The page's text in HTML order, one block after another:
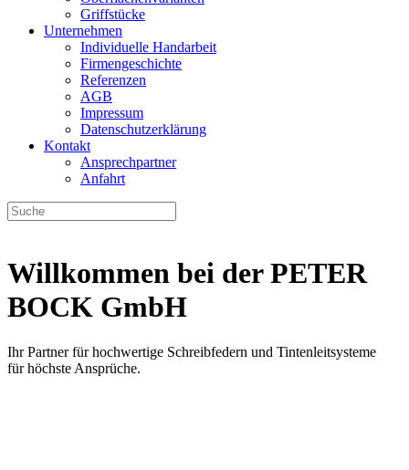
Griffstücke
Unternehmen
Individuelle Handarbeit
Firmengeschichte
Referenzen
AGB
Impressum
Datenschutzerklärung
Kontakt
Ansprechpartner
Anfahrt
Willkommen bei der PETER
BOCK GmbH
Ihr Partner für hochwertige Schreibfedern und Tintenleitsysteme
für höchste Ansprüche.